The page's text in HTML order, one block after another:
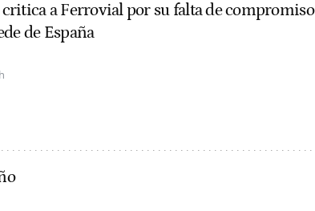
a Ferrovial por su falta de compromiso
de España